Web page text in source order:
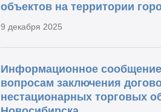
объектов на территории
9 декабря 2025
Информационное
вопросам заключения
нестационарных торговых